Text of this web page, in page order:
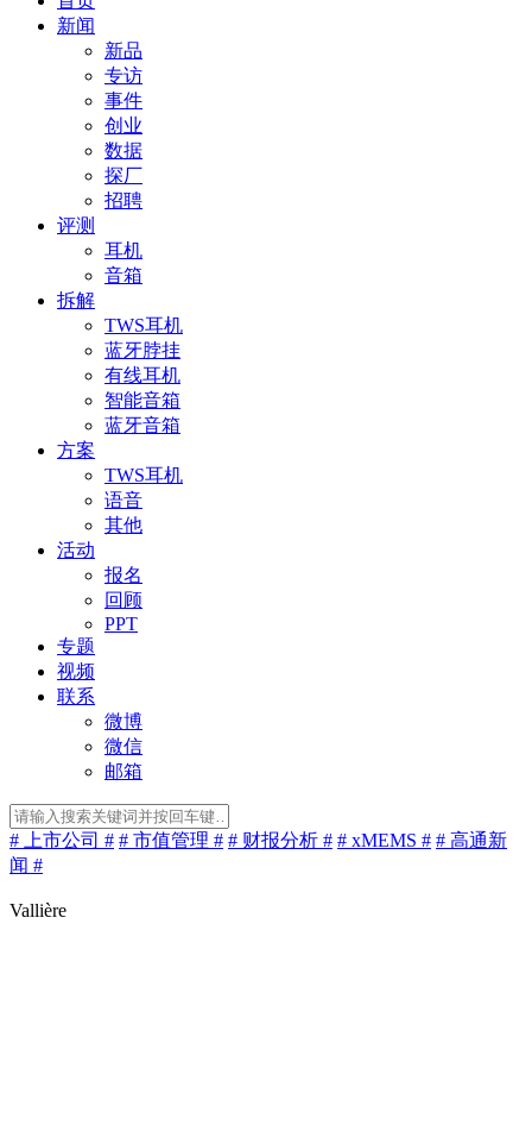
新闻
新品
专访
事件
创业
数据
探厂
招聘
评测
耳机
音箱
拆解
TWS耳机
蓝牙脖挂
有线耳机
智能音箱
蓝牙音箱
方案
TWS耳机
语音
其他
活动
报名
回顾
PPT
专题
视频
联系
微博
微信
邮箱
# 上市公司 # # 市值管理 # # 财报分析 # # xMEMS # # 高通新
闻 #
Vallière